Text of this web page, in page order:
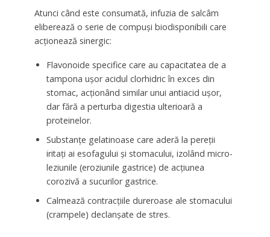
Atunci când este consumată, infuzia de salcâm
eliberează o serie de compuși biodisponibili care
acționează sinergic:
Flavonoide specifice care au capacitatea de a
tampona ușor acidul clorhidric în exces din
stomac, acționând similar unui antiacid ușor,
dar fără a perturba digestia ulterioară a
proteinelor.
Substanțe gelatinoase care aderă la pereții
iritați ai esofagului și stomacului, izolând micro-
leziunile (eroziunile gastrice) de acțiunea
corozivă a sucurilor gastrice.
Calmează contracțiile dureroase ale stomacului
(crampele) declanșate de stres.